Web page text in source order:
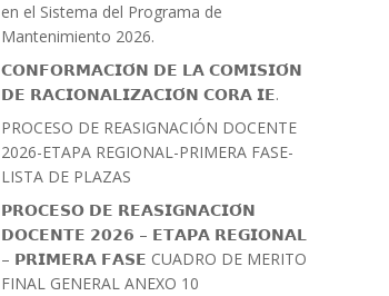
en el Sistema del Programa de
Mantenimiento 2026.
𝗖𝗢𝗡𝗙𝗢𝗥𝗠𝗔𝗖𝗜𝗢́𝗡 𝗗𝗘 𝗟𝗔 𝗖𝗢𝗠𝗜𝗦𝗜𝗢́𝗡
𝗗𝗘 𝗥𝗔𝗖𝗜𝗢𝗡𝗔𝗟𝗜𝗭𝗔𝗖𝗜𝗢́𝗡 𝗖𝗢𝗥𝗔 𝗜𝗘.
PROCESO DE REASIGNACIÓN DOCENTE
2026-ETAPA REGIONAL-PRIMERA FASE-
LISTA DE PLAZAS
𝗣𝗥𝗢𝗖𝗘𝗦𝗢 𝗗𝗘 𝗥𝗘𝗔𝗦𝗜𝗚𝗡𝗔𝗖𝗜𝗢́𝗡
𝗗𝗢𝗖𝗘𝗡𝗧𝗘 𝟮𝟬𝟮𝟲 – 𝗘𝗧𝗔𝗣𝗔 𝗥𝗘𝗚𝗜𝗢𝗡𝗔𝗟
– 𝗣𝗥𝗜𝗠𝗘𝗥𝗔 𝗙𝗔𝗦𝗘 CUADRO DE MERITO
FINAL GENERAL ANEXO 10